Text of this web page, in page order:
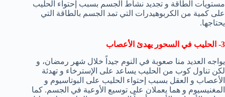
مستويات الطاقة و تجديد نشاط الجسم بسبب إحتواء الحليب
على كمية من الكربوهيدرات التي تمد الجسم بالطاقة التي
يحتاجها.
3- الحليب في السحور يهدئ الأعصاب
يواجه العديد منا صعوبة في النوم جيداً خلال شهر رمضان، و
لكن تناول كوب من الحليب يساعد على الإسترخاء و تهدئة
الأعصاب و العقل بسبب إحتواء الحليب على البوتاسيوم و
المغنيسيوم و هما يعملان على توسيع الأوعية في الجسم. كما